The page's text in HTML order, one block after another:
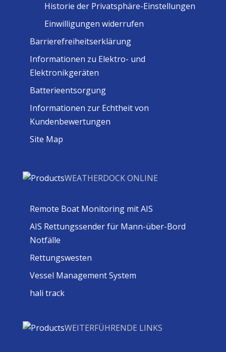
Historie der Privatsphäre-Einstellungen
Einwilligungen widerrufen
Barrierefreiheitserklärung
Informationen zu Elektro- und
Elektronikgeräten
Batterieentsorgung
Informationen zur Echtheit von
Kundenbewertungen
Site Map
WEATHERDOCK ONLINE
Remote Boat Monitoring mit AIS
AIS Rettungssender für Mann-über-Bord
Notfälle
Rettungswesten
Vessel Management System
hali track
WEITERFÜHRENDE LINKS